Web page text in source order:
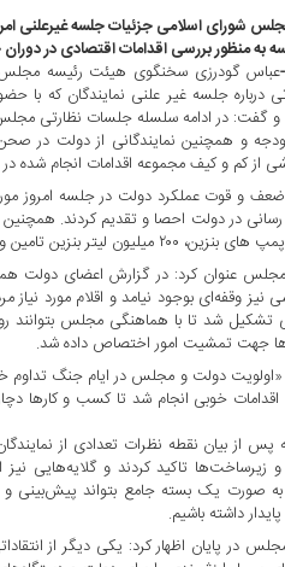
شورای اسلامی جزئیات جلسه غیرعلنی
اقدامات اقتصادی در دوران جنگ تحمیلی ۱۲ روزه و وضعیت کنونی
درباره جلسه غیر علنی نمایندگان که
و گفت: در ادامه سلسله جلسات نظارتی
بودجه و همچنین نمایندگانی از دولت
کم و کیف مجموعه اقدامات انجام شده در دوران جنگ
ضعف و قوت عملکرد دولت در جلسه امروز
در دولت احصا و تقدیم کردند. همچنین
لیتر بنزین تامین و توزیع شد.
عنوان کرد: در گزارش اعضای دولت
تشکیل شد تا با هماهنگی مجلس بتوانند
ها جهت تمشیت امور اختصاص داده شد.
«اولویت دولت و مجلس در ایام جنگ
خوبی انجام شد تا کسب و کارها
پس از بیان نقطه نظرات تعدادی از
و زیرساخت‌ها تاکید کردند و گلایه‌هایی
به صورت یک بسته جامع بتواند
داشته باشیم.
در پایان اظهار کرد: یکی دیگر از